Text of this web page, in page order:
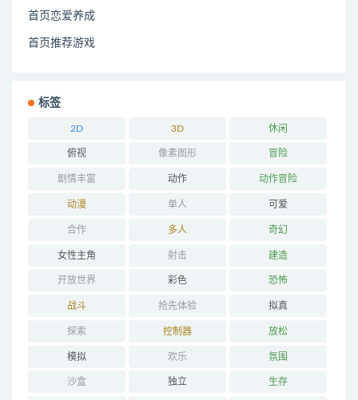
首页恋爱养成
首页推荐游戏
标签
2D 3D 休闲
俯视 像素图形 冒险
剧情丰富 动作 动作冒险
动漫 单人 可爱
合作 多人 奇幻
女性主角 射击 建造
开放世界 彩色 恐怖
战斗 抢先体验 拟真
探索 控制器 放松
模拟 欢乐 氛围
沙盒 独立 生存